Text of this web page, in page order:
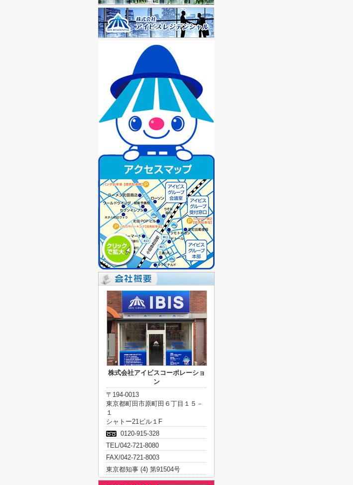
株式会社アイビスコーポレーショ
ン
〒194-0013
東京都町田市原町田６丁目１５－
１
シャトー21ビル１F
0120-915-328
TEL/042-721-8080
FAX/042-721-8003
東京都知事 (4) 第91504号